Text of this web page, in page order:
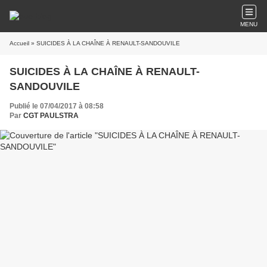
MENU
Accueil » SUICIDES À LA CHAÎNE À RENAULT-SANDOUVILE
SUICIDES À LA CHAÎNE À RENAULT-
SANDOUVILE
Publié le 07/04/2017 à 08:58
Par CGT PAULSTRA